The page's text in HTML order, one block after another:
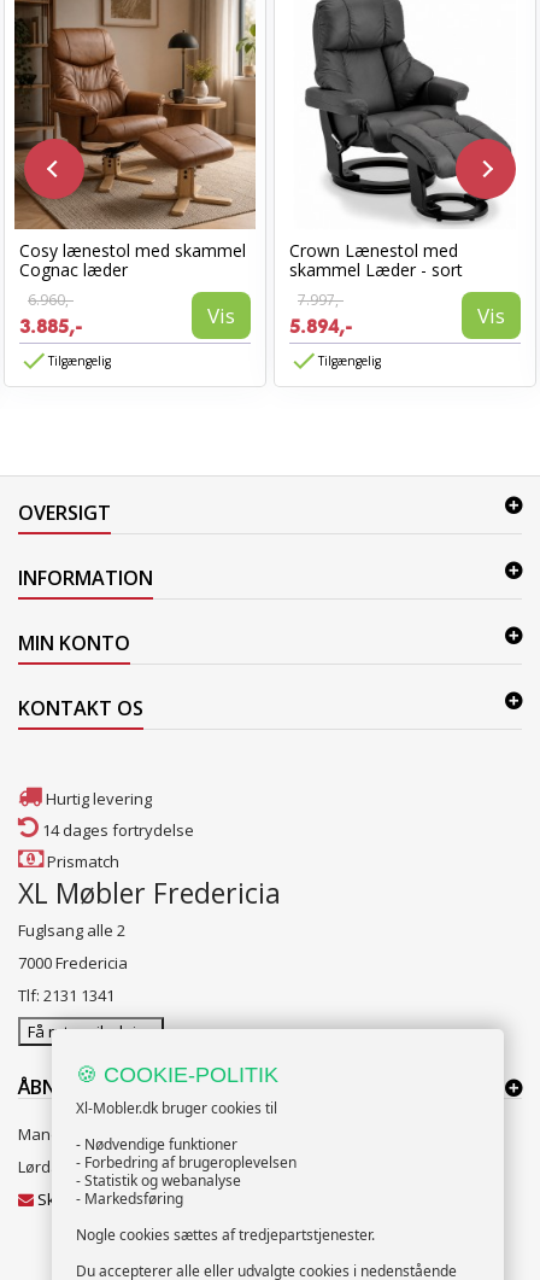
Cosy lænestol med skammel
Cognac læder
6.960,-
3.885,- Vis
Tilgængelig
Crown Lænestol med
skammel Læder - sort
7.997,-
5.894,- Vis
Tilgængelig
OVERSIGT
INFORMATION
MIN KONTO
KONTAKT OS
Hurtig levering
14 dages fortrydelse
Prismatch
XL Møbler Fredericia
Fuglsang alle 2
7000 Fredericia
Tlf: 2131 1341
Få rutevejledning
ÅBNINGSTIDER:
Mandag til Fredag 10:00 til 18:00
Lørdag og Søndag 10:00 til 16:00
Skriv til vores kundeservice
🍪 COOKIE-POLITIK
Xl-Mobler.dk bruger cookies til
- Nødvendige funktioner
- Forbedring af brugeroplevelsen
- Statistik og webanalyse
- Markedsføring
Nogle cookies sættes af tredjepartstjenester.
Du accepterer alle eller udvalgte cookies i nedenstående